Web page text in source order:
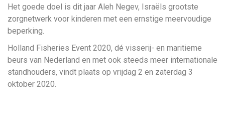
Het goede doel is dit jaar Aleh Negev, Israëls grootste
zorgnetwerk voor kinderen met een ernstige meervoudige
beperking.
Holland Fisheries Event 2020, dé visserij- en maritieme
beurs van Nederland en met ook steeds meer internationale
standhouders, vindt plaats op vrijdag 2 en zaterdag 3
oktober 2020.